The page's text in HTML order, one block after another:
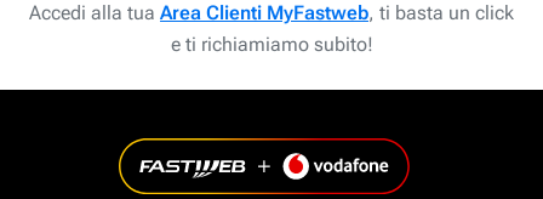
Accedi alla tua Area Clienti MyFastweb, ti basta un click
e ti richiamiamo subito!